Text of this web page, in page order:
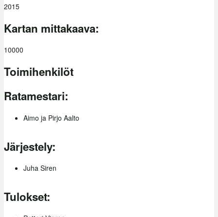
2015
Kartan mittakaava:
10000
Toimihenkilöt
Ratamestari:
Aimo ja Pirjo Aalto
Järjestely:
Juha Siren
Tulokset: